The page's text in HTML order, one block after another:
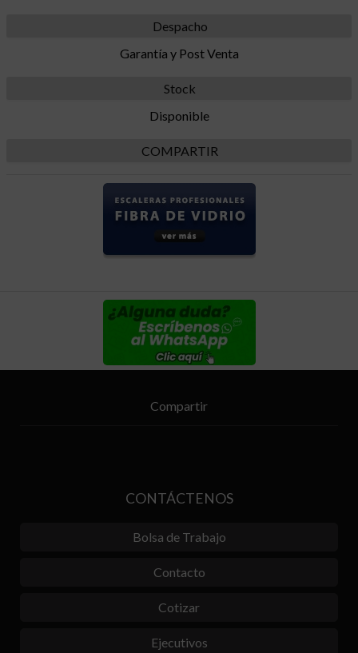
Despacho
Garantía y Post Venta
Stock
Disponible
COMPARTIR
Compartir
CONTÁCTENOS
Bolsa de Trabajo
Contacto
Cotizar
Ejecutivos